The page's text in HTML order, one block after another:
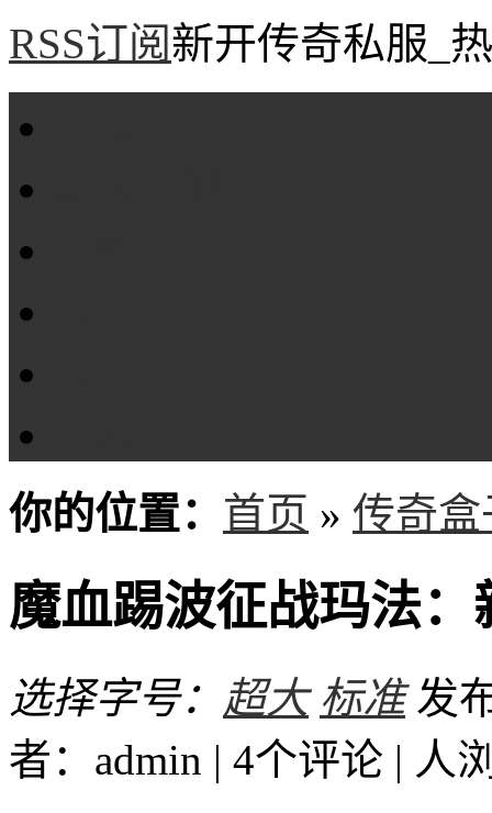
RSS订阅新开传奇私服_
你的位置： 首页 » 传奇盒
魔血踢波征战玛法
选择字号： 超大 标准 发
者：admin | 4个评论 | 人